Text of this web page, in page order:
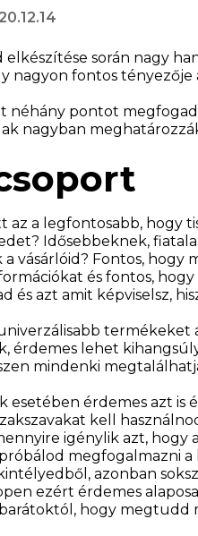
elkészítése során nagy
nagyon fontos
néhány pontot
nagyban
az a legfontosabb, hogy
Idősebbeknek,
vásárlóid? Fontos, hogy
és fontos,
és azt amit képviselsz,
termékeket
érdemes lehet
mindenki
esetében érdemes azt is
kell
igénylik azt, hogy
megfogalmazni a
azonban
ezért érdemes
hogy megtudd